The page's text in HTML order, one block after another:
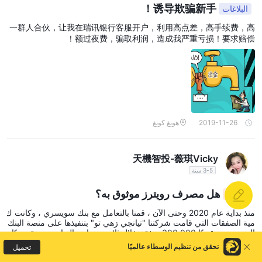
البلاغات
一群人合伙，让我在瑞讯银行客服开户，利用高点差，高手续费，高
额过夜费，骗取利润，造成我严重亏损！要求赔偿！
2019-11-26 هونغ كونغ
天機智投-薇琪Vicky
3-5 سنة
إيجابي هل مصرف رويترز موثوق به؟
منذ بداية عام 2020 وحتى الآن ، قمنا بالتعامل مع بنك سويسري ، وكانت ك
مية الصفقات التي قامت شركتنا "تيانجي زهي تو" بتنفيذها على منصة البنك
السويسري تقريبًا 300,000 صفقة خلال ثلاث سنوات. التعاون مستقر جدًا.
حجم الأموال كافٍ ، وعمليات الإيداع والسحب سهلة جدًا. على الرغم من أ
ن هناك انزلاق في الأسعار خلال الحركات الكبيرة في السوق ، إلا أنه تم تع
تحقق من تنظيم الوسطاء عالميًا تحميل